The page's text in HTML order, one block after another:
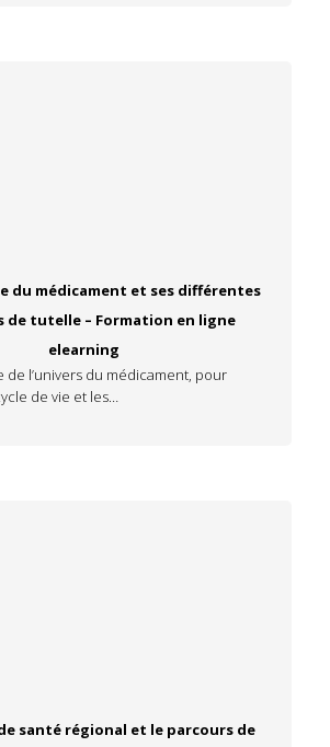
du médicament et ses différentes
de tutelle – Formation en ligne
elearning
de l’univers du médicament, pour
de vie et les…
santé régional et le parcours de